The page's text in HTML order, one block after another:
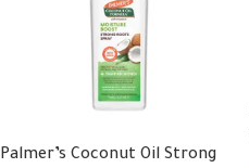
Palmer’s Coconut Oil Strong